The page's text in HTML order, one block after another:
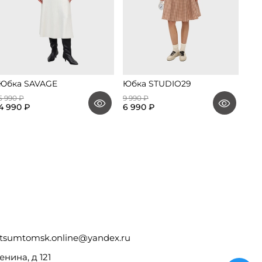
SAVAGE
990 ₽
990 ₽
Юбка STUDIO29
9 990 ₽
6 990 ₽
tsumtomsk.online@yandex.ru
д 121